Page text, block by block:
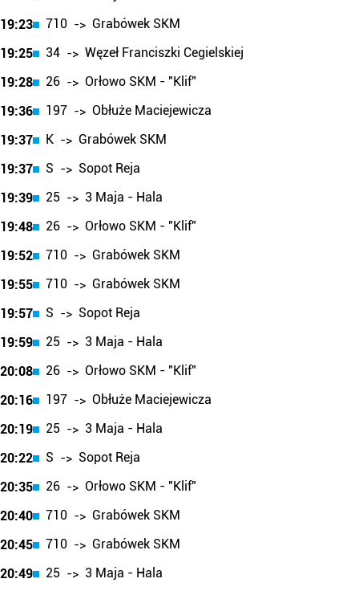
19:23
710 -> Grabówek SKM
19:25
34 -> Węzeł Franciszki Cegielskiej
19:28
26 -> Orłowo SKM - "Klif"
19:36
197 -> Obłuże Maciejewicza
19:37
K -> Grabówek SKM
19:37
S -> Sopot Reja
19:39
25 -> 3 Maja - Hala
19:48
26 -> Orłowo SKM - "Klif"
19:52
710 -> Grabówek SKM
19:55
710 -> Grabówek SKM
19:57
S -> Sopot Reja
19:59
25 -> 3 Maja - Hala
20:08
26 -> Orłowo SKM - "Klif"
20:16
197 -> Obłuże Maciejewicza
20:19
25 -> 3 Maja - Hala
20:22
S -> Sopot Reja
20:35
26 -> Orłowo SKM - "Klif"
20:40
710 -> Grabówek SKM
20:45
710 -> Grabówek SKM
20:49
25 -> 3 Maja - Hala